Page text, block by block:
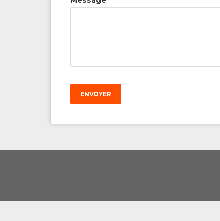
ENVOYER